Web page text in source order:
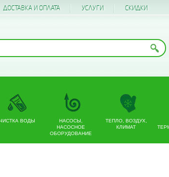
ДОСТАВКА И ОПЛАТА УСЛУГИ CКИДКИ
ВОДЫ
НАСОСЫ,
НАСОСНОЕ
ОБОРУДОВАНИЕ
ТЕПЛО, ВОЗДУХ,
КЛИМАТ